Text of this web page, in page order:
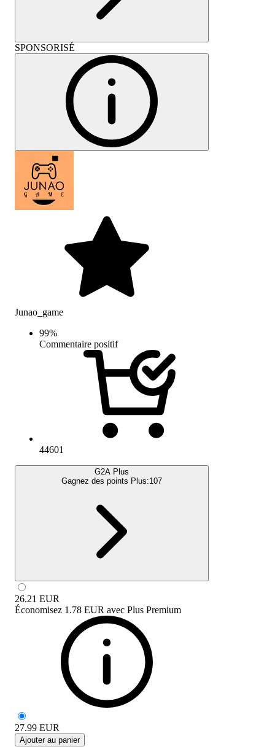
SPONSORISÉ
Junao_game
99%
Commentaire positif
44601
G2A Plus
Gagnez des points Plus:107
26.21 EUR
Économisez 1.78 EUR avec Plus Premium
27.99 EUR
Ajouter au panier